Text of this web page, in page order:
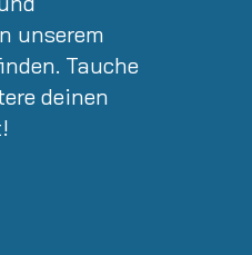
unserem
Tauche
deinen